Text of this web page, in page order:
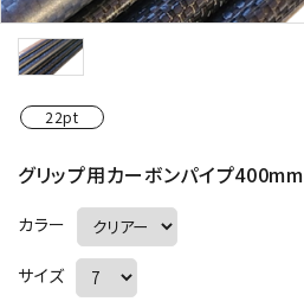
22pt
グリップ用カーボンパイプ400mm
カラー
サイズ